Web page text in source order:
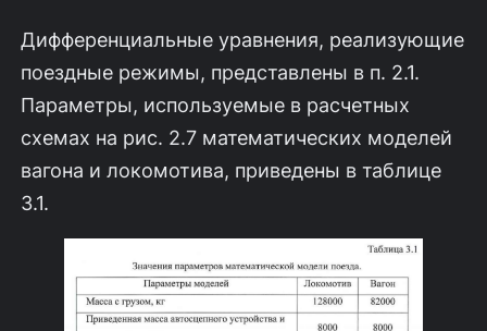
Дифференциальные уравнения, реализующие
поездные режимы, представ­лены в п. 2.1.
Параметры, используемые в расчетных
схемах на рис. 2.7 матема­тических моделей
вагона и локомотива, приведены в таблице
3.1.